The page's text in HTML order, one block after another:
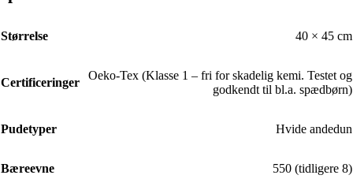
Størrelse 40 × 45 cm
Certificeringer
Oeko-Tex (Klasse 1 – fri for skadelig kemi. Testet og
godkendt til bl.a. spædbørn)
Pudetyper Hvide andedun
Bæreevne 550 (tidligere 8)